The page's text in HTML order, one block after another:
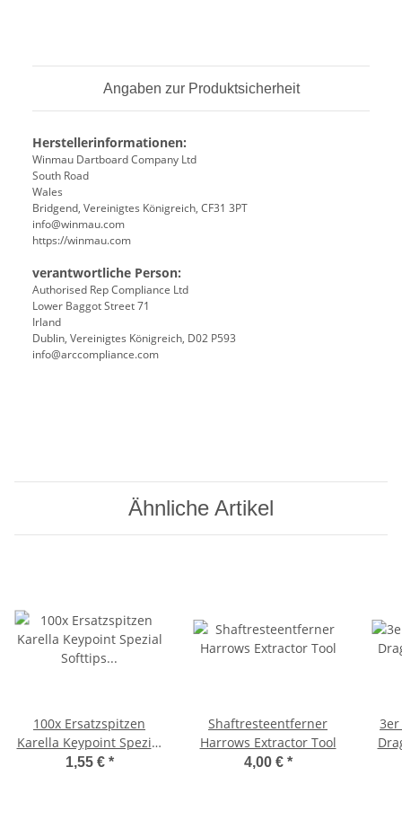
Angaben zur Produktsicherheit
Herstellerinformationen:
Winmau Dartboard Company Ltd
South Road
Wales
Bridgend, Vereinigtes Königreich, CF31 3PT
info@winmau.com
https://winmau.com
verantwortliche Person:
Authorised Rep Compliance Ltd
Lower Baggot Street 71
Irland
Dublin, Vereinigtes Königreich, D02 P593
info@arccompliance.com
Ähnliche Artikel
100x Ersatzspitzen
Karella Keypoint Spezial
Softtips für Softdarts
1,55 € *
Shaftresteentferner
Harrows Extractor Tool
4,00 € *
3er